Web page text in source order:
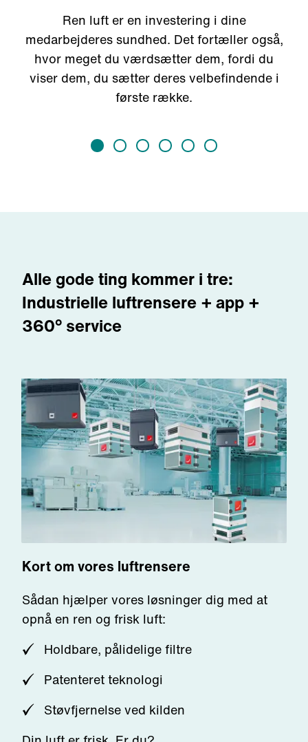
Ren luft er en investering i dine
medarbejderes sundhed. Det fortæller også,
hvor meget du værdsætter dem, fordi du
viser dem, du sætter deres velbefindende i
første række.
Alle gode ting kommer i tre:
Industrielle luftrensere + app +
360° service
Kort om vores luftrensere
Sådan hjælpervores løsninger dig med at
opnå en ren og frisk luft:
Holdbare, pålideligefiltre
Patenteretteknologi
Støvfjernelseved kilden